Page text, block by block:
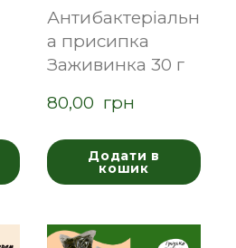
Антибактеріальн
а присипка
Заживинка 30 г
80,00  грн
Додати в
кошик